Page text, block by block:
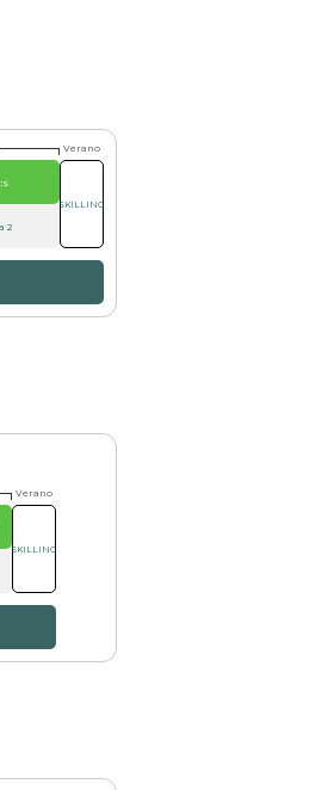
2
Verano
SKILLING
Verano
SKILLING